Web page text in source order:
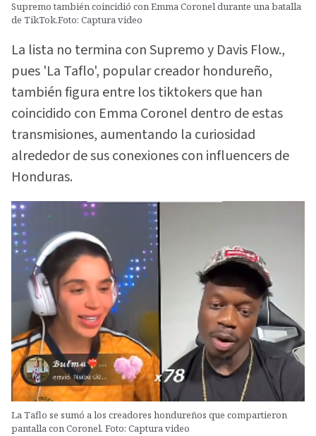
Supremo también coincidió con Emma Coronel durante una batalla
de TikTok.Foto: Captura video
La lista no termina con Supremo y Davis Flow.,
pues 'La Taflo', popular creador hondureño,
también figura entre los tiktokers que han
coincidido con Emma Coronel dentro de estas
transmisiones, aumentando la curiosidad
alrededor de sus conexiones con influencers de
Honduras.
La Taflo se sumó a los creadores hondureños que compartieron
pantalla con Coronel. Foto: Captura video